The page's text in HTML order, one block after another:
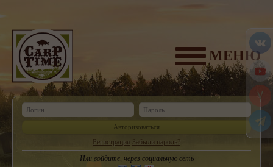
МЕНЮ
Авторизоваться
Регистрация Забыли пароль?
Или войдите, через социальную сеть